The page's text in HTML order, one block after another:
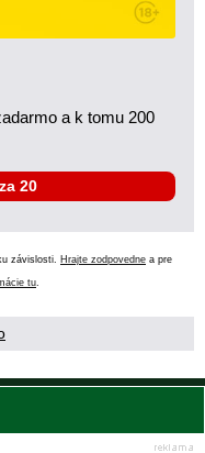
a k tomu 200
20
závislosti. Hrajte zodpovedne a pre
tu